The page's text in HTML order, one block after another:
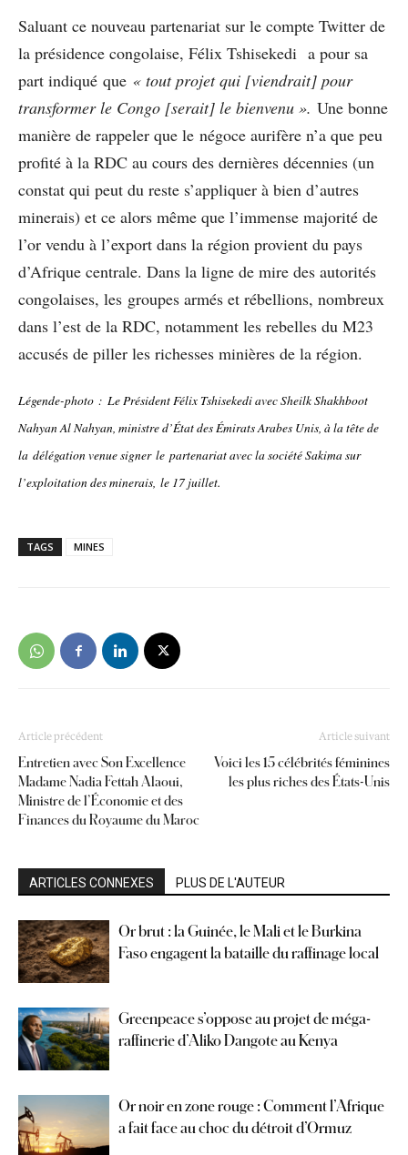
Saluant ce nouveau partenariat sur le compte Twitter de
la présidence congolaise, Félix Tshisekedi a pour sa
part indiqué que « tout projet qui [viendrait] pour
transformer le Congo [serait] le bienvenu ». Une bonne
manière de rappeler que le négoce aurifère n’a que peu
profité à la RDC au cours des dernières décennies (un
constat qui peut du reste s’appliquer à bien d’autres
minerais) et ce alors même que l’immense majorité de
l’or vendu à l’export dans la région provient du pays
d’Afrique centrale. Dans la ligne de mire des autorités
congolaises, les groupes armés et rébellions, nombreux
dans l’est de la RDC, notamment les rebelles du M23
accusés de piller les richesses minières de la région.
Légende-photo : Le Président Félix Tshisekedi avec Sheilk Shakhboot
Nahyan Al Nahyan, ministre d’État des Émirats Arabes Unis, à la tête de
la délégation venue signer le partenariat avec la société Sakima sur
l’exploitation des minerais, le 17 juillet.
TAGS MINES
Article précédent
Entretien avec Son Excellence
Madame Nadia Fettah Alaoui,
Ministre de l’Économie et des
Finances du Royaume du Maroc
Article suivant
Voici les 15 célébrités féminines
les plus riches des États-Unis
ARTICLES CONNEXES PLUS DE L'AUTEUR
Or brut : la Guinée, le Mali et le Burkina
Faso engagent la bataille du raffinage local
Greenpeace s’oppose au projet de méga-
raffinerie d’Aliko Dangote au Kenya
Or noir en zone rouge : Comment l’Afrique
a fait face au choc du détroit d’Ormuz